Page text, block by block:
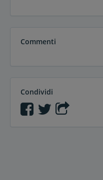
Commenti
Condividi